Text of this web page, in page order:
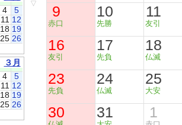
4
5
11 12
18 19
25 26
▽
３月
4
5
11 12
18 19
25 26
9
赤口
10
先勝
11
友引
16
友引
17
先負
18
仏滅
23
先負
24
仏滅
25
大安
30 31 1